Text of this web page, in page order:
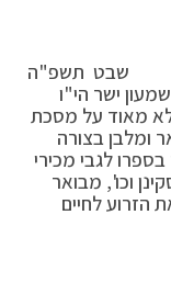
ישר הי"ו
מאוד על מסכת
ומלבן בצורה
לגבי מכירי
וכו', מבואר
הזרוע לחיים